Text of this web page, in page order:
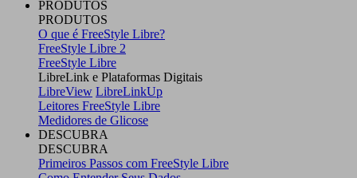
PRODUTOS
PRODUTOS
O que é FreeStyle Libre?
FreeStyle Libre 2
FreeStyle Libre
LibreLink e Plataformas Digitais
LibreView LibreLinkUp
Leitores FreeStyle Libre
Medidores de Glicose
DESCUBRA
DESCUBRA
Primeiros Passos com FreeStyle Libre